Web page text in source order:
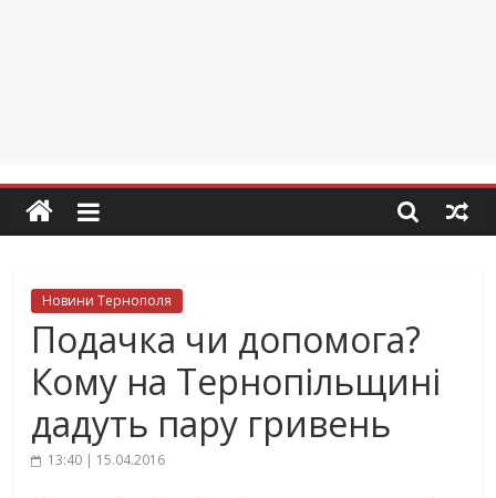
Новини Тернополя
Подачка чи допомога?
Кому на Тернопільщині
дадуть пару гривень
13:40 | 15.04.2016